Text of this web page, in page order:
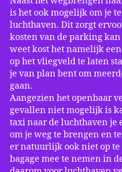
is het ook mogelijk om je
luchthaven. Dit zorgt
kosten van de parking
weet kost het namelijk
op het vliegveld te laten
je van plan bent om
gaan.
Aangezien het openbaar
gevallen niet mogelijk is
taxi naar de luchthaven je
om je weg te brengen en
er natuurlijk ook niet op te
bagage mee te nemen in